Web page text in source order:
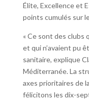
Élite, Excellence et
points cumulés sur
« Ce sont des clubs
et qui n’avaient pu
sanitaire, explique
Méditerranée. La
axes prioritaires de
félicitons les dix-